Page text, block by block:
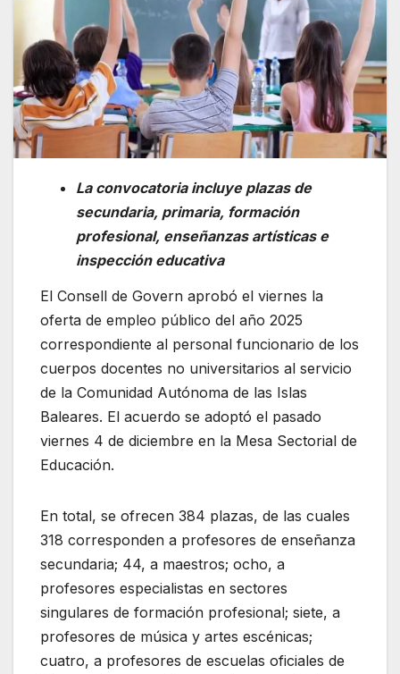
La convocatoria incluye plazas de
secundaria, primaria, formación
profesional, enseñanzas artísticas e
inspección educativa​
​​El Consell de Govern aprobó el viernes la
oferta de empleo público del año 2025
correspondiente al personal funcionario de los
cuerpos docentes no universitarios al servicio
de la Comunidad Autónoma de las Islas
Baleares. El acuerdo se adoptó el pasado
viernes 4 de diciembre en la Mesa Sectorial de
Educación. ​
​En total, se ofrecen 384 plazas, de las cuales
318 corresponden a profesores de enseñanza
secundaria; 44, a maestros; ocho, a
profesores especialistas en sectores
singulares de formación profesional; siete, a
profesores de música y artes escénicas;
cuatro, a profesores de escuelas oficiales de